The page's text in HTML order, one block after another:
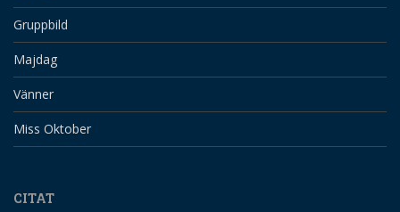
Gruppbild
Majdag
Vänner
Miss Oktober
CITAT